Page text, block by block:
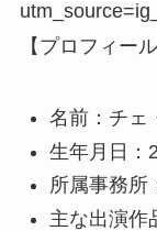
【プロフィール
名前：チェ
生年月日：
所属事務所
主な出演作